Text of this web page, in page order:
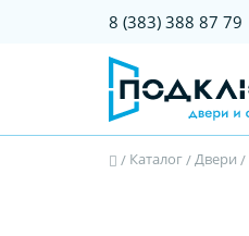
8 (383) 388 87 79
/ Каталог/Двери /